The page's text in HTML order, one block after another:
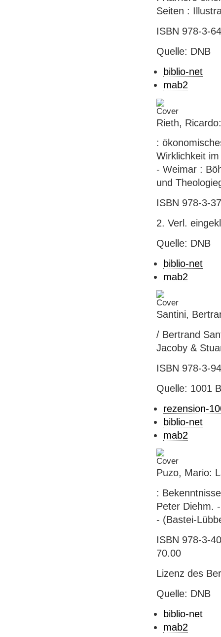
Seiten :
ISBN 978-3-
Quelle: DNB
biblio-net
mab2
Rieth,
:
Wirklichkeit
- Weimar :
und
ISBN 978-3-
2. Verl.
Quelle: DNB
biblio-net
mab2
Santini,
/ Bertrand
Jacoby &
ISBN 978-3-
Quelle: 1001
rezension-
biblio-net
mab2
Puzo, Mario:
:
Peter Diehm.
- (Bastei-
ISBN 978-3-
70.00
Lizenz des
Quelle: DNB
biblio-net
mab2